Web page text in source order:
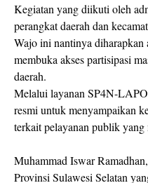
Kegiatan yang diikuti oleh
perangkat daerah dan
Wajo ini nantinya diharapkan
membuka akses partisipasi
daerah.
Melalui layanan SP4N-
resmi untuk menyampaikan
terkait pelayanan publik yang
Muhammad Iswar
Provinsi Sulawesi Selatan